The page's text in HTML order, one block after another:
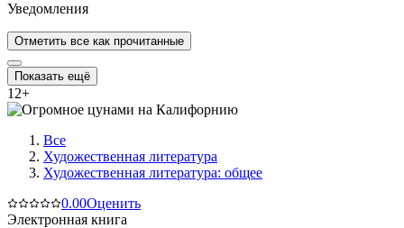
Уведомления
Отметить все как прочитанные
Показать ещё
12+
Все
Художественная литература
Художественная литература: общее
0.00Оценить
Электронная книга